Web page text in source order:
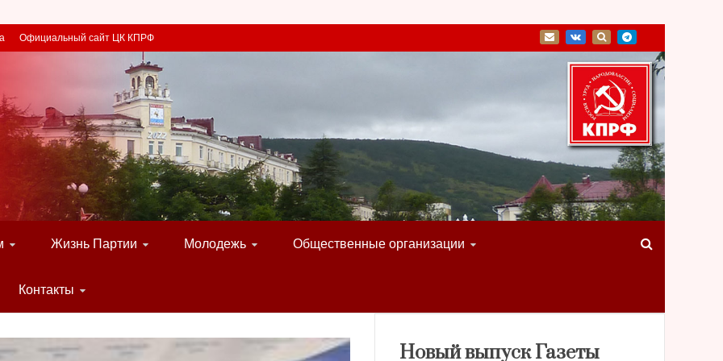
Официальный сайт ЦК КПРФ
Жизнь Партии Молодежь Общественные организации
Контакты
Новый выпуск Газеты